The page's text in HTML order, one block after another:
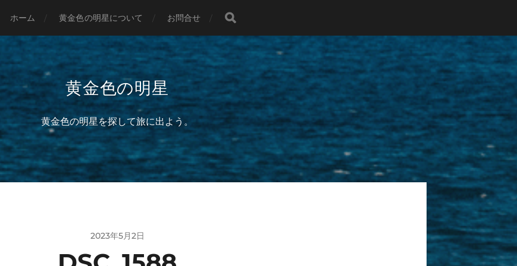
ホーム 黄金色の明星について お問合せ
黄金色の明星
黄金色の明星を探して旅に出よう。
2023年5月2日